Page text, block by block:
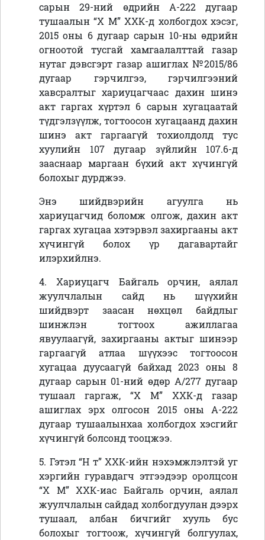
сарын 29-ний өдрийн А-222 дугаар
тушаалын“Х М” ХХК-д холбогдох хэсэг,
2015 оны 6 дугаар сарын 10-ны өдрийн
огноотой тусгай хамгаалалттай газар
нутаг дэвсгэрт газар ашиглах №2015/86
дугаар гэрчилгээ, гэрчилгээний
хавсралтыг хариуцагчаас дахин шинэ
акт гаргах хүртэл 6 сарын хугацаатай
түдгэлзүүлж, тогтоосон хугацаанд дахин
шинэ акт гаргаагүй тохиолдолд тус
хуулийн 107 дугаар зүйлийн 107.6-д
зааснаар маргаан бүхий акт хүчингүй
болохыг дурджээ.
Энэ шийдвэрийн агуулга нь
хариуцагчид боломж олгож, дахин акт
гаргах хугацаа хэтэрвэл захиргааны акт
хүчингүй болох үр дагавартайг
илэрхийлнэ.
4. Хариуцагч Байгаль орчин, аялал
жуулчлалын сайд нь шүүхийн
шийдвэрт заасан нөхцөл байдлыг
шинжлэн тогтоох ажиллагаа
явуулаагүй, захиргааны актыг шинээр
гаргаагүй атлаа шүүхээс тогтоосон
хугацаа дуусаагүй байхад 2023 оны 8
дугаар сарын 01-ний өдөр А/277 дугаар
тушаал гаргаж, “Х М” ХХК-д газар
ашиглах эрх олгосон 2015 оны А-222
дугаар тушаалынхаа холбогдох хэсгийг
хүчингүй болсонд тооцжээ.
5. Гэтэл “Н т” ХХК-ийн нэхэмжлэлтэй уг
хэргийн гуравдагч этгээдээр оролцсон
“Х М” ХХК-иас Байгаль орчин, аялал
жуулчлалын сайдад холбогдуулан дээрх
тушаал, албан бичгийг хууль бус
болохыг тогтоож, хүчингүй болгуулах,